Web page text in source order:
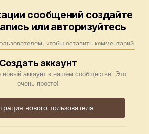
сообщений создайте
или авторизуйтесь
чтобы оставить комментарий
Создать аккаунт
новый аккаунт в нашем сообществе. Это
очень просто!
нового пользователя